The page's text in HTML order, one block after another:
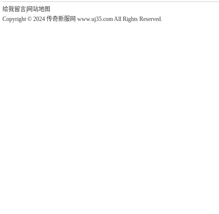
给我留言 网站地图
Copyright © 2024 传奇新服网 www.uj35.com All Rights Reserved.